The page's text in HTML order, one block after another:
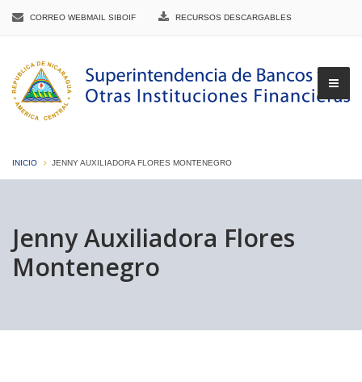
CORREO WEBMAIL SIBOIF RECURSOS DESCARGABLES
INICIO JENNY AUXILIADORA FLORES MONTENEGRO
Jenny Auxiliadora Flores
Montenegro